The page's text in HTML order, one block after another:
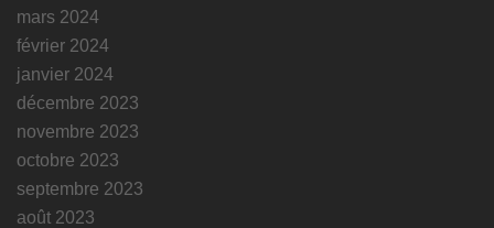
mars 2024
février 2024
janvier 2024
décembre 2023
novembre 2023
octobre 2023
septembre 2023
août 2023